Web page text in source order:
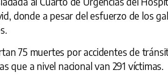
donde a pesar del esfuerzo de los
75 muertes por accidentes de
que a nivel nacional van 291 víctimas.